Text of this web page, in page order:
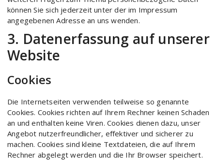
können Sie sich jederzeit unter der im Impressum
angegebenen Adresse an uns wenden.
3. Datenerfassung auf unserer
Website
Cookies
Die Internetseiten verwenden teilweise so genannte
Cookies. Cookies richten auf Ihrem Rechner keinen Schaden
an und enthalten keine Viren. Cookies dienen dazu, unser
Angebot nutzerfreundlicher, effektiver und sicherer zu
machen. Cookies sind kleine Textdateien, die auf Ihrem
Rechner abgelegt werden und die Ihr Browser speichert.